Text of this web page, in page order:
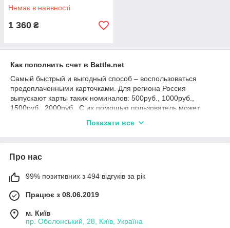
Немає в наявності
1 360 ₴
Как пополнить счет в Battle.net
Самый быстрый и выгодный способ – воспользоваться
предоплаченными карточками. Для региона Россия
выпускают карты таких номиналов: 500руб., 1000руб.,
1500руб., 2000руб.. С их помощью пользователь может
другу. Средства можно потратить на приобретение
(Hearthstone, Heroes od the Storm). Адже разом зі своєю
друзів і знайомих так бажаними ними подарунками.
Показати все
Про нас
99% позитивних з 494 відгуків за рік
Працює з 08.06.2019
м. Київ
пр. Оболонський, 28, Київ, Україна